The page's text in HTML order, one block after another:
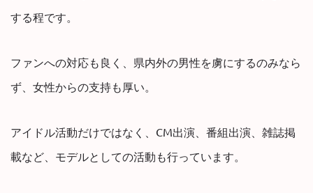
する程です。
ファンへの対応も良く、県内外の男性を虜にするのみなら
ず、女性からの支持も厚い。
アイドル活動だけではなく、CM出演、番組出演、雑誌掲
載など、モデルとしての活動も行っています。